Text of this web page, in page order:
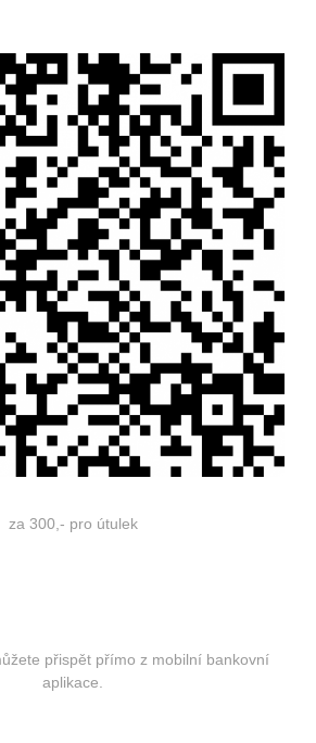
za 300,- pro útulek
přispět přímo z mobilní bankovní
aplikace.